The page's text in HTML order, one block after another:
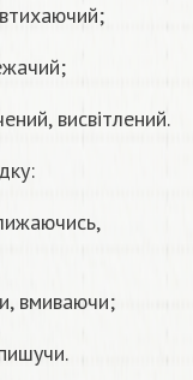
висвітлений.
вмиваючи;